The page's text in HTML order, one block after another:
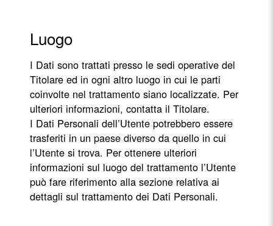
Luogo
I Dati sono trattati presso le sedi operative del
Titolare ed in ogni altro luogo in cui le parti
coinvolte nel trattamento siano localizzate. Per
ulteriori informazioni, contatta il Titolare.
I Dati Personali dell’Utente potrebbero essere
trasferiti in un paese diverso da quello in cui
l’Utente si trova. Per ottenere ulteriori
informazioni sul luogo del trattamento l’Utente
può fare riferimento alla sezione relativa ai
dettagli sul trattamento dei Dati Personali.